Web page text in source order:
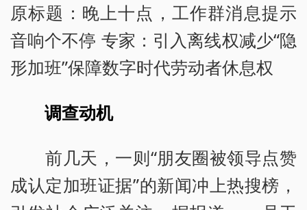
原标题：晚上十点，工作群消息提示
音响个不停 专家：引入离线权减少“隐
形加班”保障数字时代劳动者休息权
调查动机
前几天，一则“朋友圈被领导点赞
成认定加班证据”的新闻冲上热搜榜，